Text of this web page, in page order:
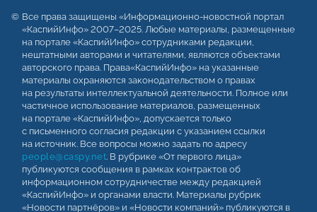
Все права защищены «Информационно-новостной портал
«КаспийИнфо» 2007–2025. Любые материалы, размещенные
на портале «КаспийИнфо» сотрудниками редакции,
нештатными авторами и читателями, являются объектами
авторского права. Права«КаспийИнфо» на указанные
материалы охраняются законодательством о правах
на результаты интеллектуальной деятельности. Полное или
частичное использование материалов, размещенных
на портале «КаспийИнфо», допускается только
с письменного согласия редакции с указанием ссылки
на источник. Все вопросы можно задать по адресу
people@caspy.net. В рубрике «От первого лица»
публикуются сообщения в рамках контрактов об
информационном сотрудничестве между редакцией
«КаспийИнфо» и органами власти. Материалы рубрик
«Новости партнёров» и «Новости компаний» публикуются в